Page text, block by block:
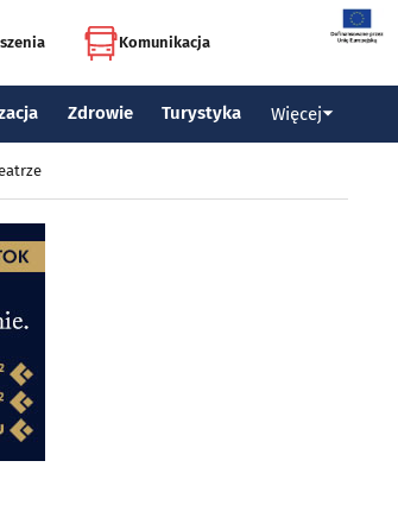
Komunikacja
Zdrowie Turystyka Więcej